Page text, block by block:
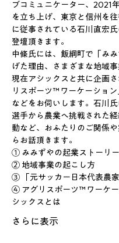
ブコミュニケーター、2021
を立ち上げ、東京と信州を
に従事されている石川直宏
登壇頂きます。
中條氏には、飯綱町で「み
げた理由、さまざまな地域事
現在アシックスと共に企画
リスポーツ™ワーケーション
などをお伺いします。石川
選手から農業へ挑戦された
動など、おふたりのご関係
らお話頂きます。
① みみずやの起業ストーリー
② 地域事業の起こし方
③ 「元サッカー日本代表農
④ アグリスポーツ™ワーケ
シックスとは
さらに表示